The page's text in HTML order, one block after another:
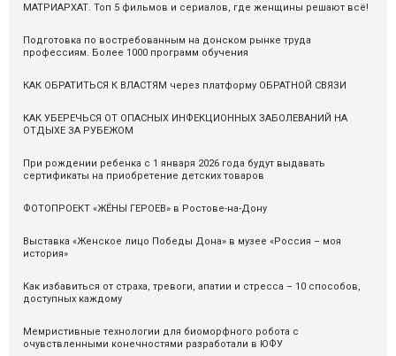
МАТРИАРХАТ. Топ 5 фильмов и сериалов, где женщины решают всё!
Подготовка по востребованным на донском рынке труда
профессиям. Более 1000 программ обучения
КАК ОБРАТИТЬСЯ К ВЛАСТЯМ через платформу ОБРАТНОЙ СВЯЗИ
КАК УБЕРЕЧЬСЯ ОТ ОПАСНЫХ ИНФЕКЦИОННЫХ ЗАБОЛЕВАНИЙ НА
ОТДЫХЕ ЗА РУБЕЖОМ
При рождении ребенка с 1 января 2026 года будут выдавать
сертификаты на приобретение детских товаров
ФОТОПРОЕКТ «ЖЁНЫ ГЕРОЕВ» в Ростове-на-Дону
Выставка «Женское лицо Победы Дона» в музее «Россия – моя
история»
Как избавиться от страха, тревоги, апатии и стресса – 10 способов,
доступных каждому
Мемристивные технологии для биоморфного робота с
очувствленными конечностями разработали в ЮФУ